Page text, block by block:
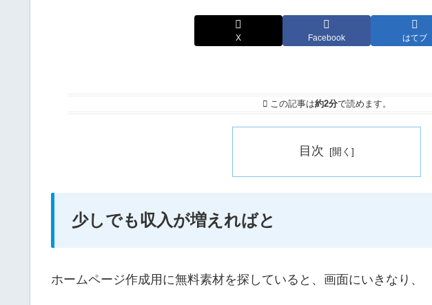
X Facebook はてブ
この記事は約2分で読めます。
目次
少しでも収入が増えればと
ホームページ作成用に無料素材を探していると、画面にいきなり、